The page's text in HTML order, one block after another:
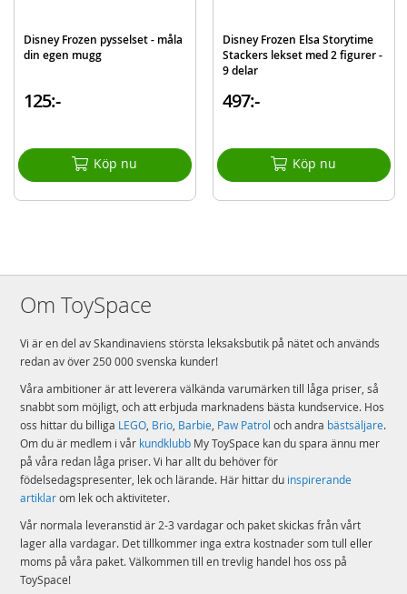
Disney Frozen pysselset - måla
din egen mugg
125:-
Köp nu
Disney Frozen Elsa Storytime
Stackers lekset med 2 figurer -
9 delar
497:-
Köp nu
Om ToySpace
Vi är en del av Skandinaviens största leksaksbutik på nätet och används
redan av över 250 000 svenska kunder!
Våra ambitioner är att leverera välkända varumärken till låga priser, så
snabbt som möjligt, och att erbjuda marknadens bästa kundservice. Hos
oss hittar du billiga LEGO, Brio, Barbie, Paw Patrol och andra bästsäljare.
Om du är medlem i vår kundklubb My ToySpace kan du spara ännu mer
på våra redan låga priser. Vi har allt du behöver för
födelsedagspresenter, lek och lärande. Här hittar du inspirerande
artiklarom lek och aktiviteter.
Vår normala leveranstid är 2-3 vardagar och paket skickas från vårt
lager alla vardagar. Det tillkommer inga extra kostnader som tull eller
moms på våra paket. Välkommen till en trevlig handel hos oss på
ToySpace!